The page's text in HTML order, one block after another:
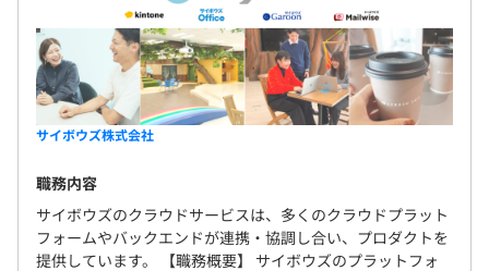
サイボウズ株式会社
職務内容
サイボウズのクラウドサービスは、多くのクラウドプラット
フォームやバックエンドが連携・協調し合い、プロダクトを
提供しています。 【職務概要】 サイボウズのプラットフォ